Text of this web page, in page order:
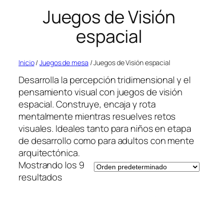
Juegos de Visión
espacial
Inicio/Juegos de mesa / Juegos de Visión espacial
Desarrolla la percepción tridimensional y el
pensamiento visual con juegos de visión
espacial. Construye, encaja y rota
mentalmente mientras resuelves retos
visuales. Ideales tanto para niños en etapa
de desarrollo como para adultos con mente
arquitectónica.
Mostrando los 9
resultados